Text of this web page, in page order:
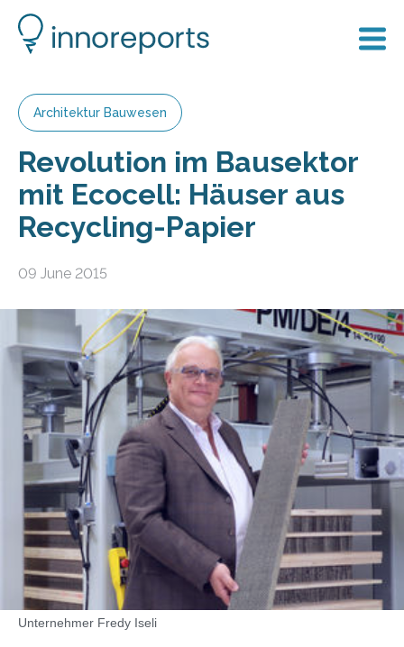
Architektur Bauwesen
Revolution im Bausektor
mit Ecocell: Häuser aus
Recycling-Papier
09 June 2015
Unternehmer Fredy Iseli